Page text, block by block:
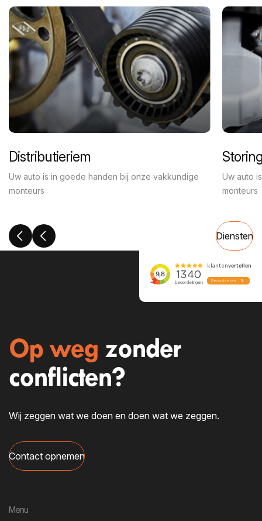
Distributieriem
Uw auto is in goede handen bij onze vakkundige
monteurs
Uw auto
monteurs
Diensten
Op weg zonder
conflicten?
Wij zeggen wat we doen en doen wat we zeggen.
Contact opnemen
Menu